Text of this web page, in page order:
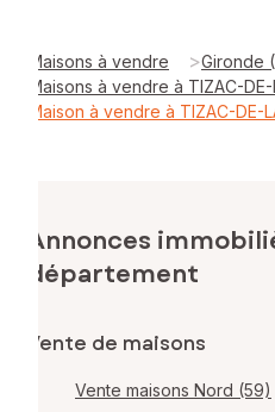
Maisons à vendre >Gironde
Maisons à vendre à TIZAC-
Maison à vendre à TIZAC-DE-
Annonces
département
Vente de maisons
Vente maisons Nord (59)